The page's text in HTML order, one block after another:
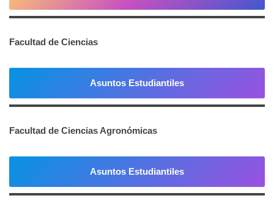
Facultad de Ciencias
Asuntos Estudiantiles
Facultad de Ciencias Agronómicas
Asuntos Estudiantiles